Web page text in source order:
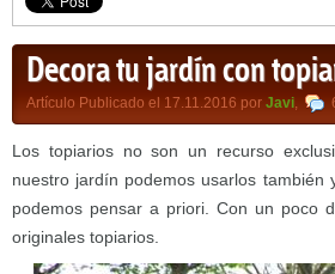
Decora tu jardín con
Artículo Publicado el 17.11.2016 por Javi,
Los topiarios no son un recurso
nuestro jardín podemos usarlos
podemos pensar a priori. Con un poco
originales topiarios.